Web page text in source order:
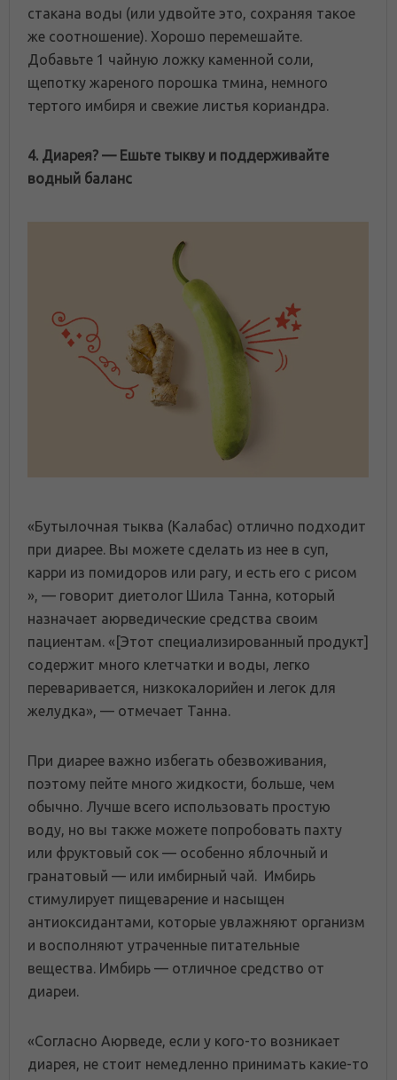
стакана воды (или удвойте это, сохраняя такое
же соотношение). Хорошо перемешайте.
Добавьте 1 чайную ложку каменной соли,
щепотку жареного порошка тмина, немного
тертого имбиря и свежие листья кориандра.
4. Диарея? —Ешьте тыкву и поддерживайте
водный баланс
«Бутылочная тыква (Калабас) отлично подходит
при диарее. Вы можете сделать из нее в суп,
карри из помидоров или рагу, и есть его с рисом
», — говорит диетолог Шила Танна, который
назначает аюрведические средства своим
пациентам. «[Этот специализированный продукт]
содержит много клетчатки и воды, легко
переваривается, низкокалорийен и легок для
желудка», — отмечает Танна.
При диарее важно избегать обезвоживания,
поэтому пейте много жидкости, больше, чем
обычно. Лучше всего использовать простую
воду, но вы также можете попробовать пахту
или фруктовый сок — особенно яблочный и
гранатовый — или имбирный чай. Имбирь
стимулирует пищеварение и насыщен
антиоксидантами, которые увлажняют организм
и восполняют утраченные питательные
вещества. Имбирь — отличное средство от
диареи.
«Согласно Аюрведе, если у кого-то возникает
диарея, не стоит немедленно принимать какие-то